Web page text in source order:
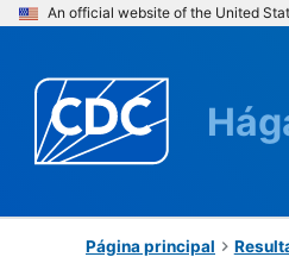
An official website of the United
Página principal